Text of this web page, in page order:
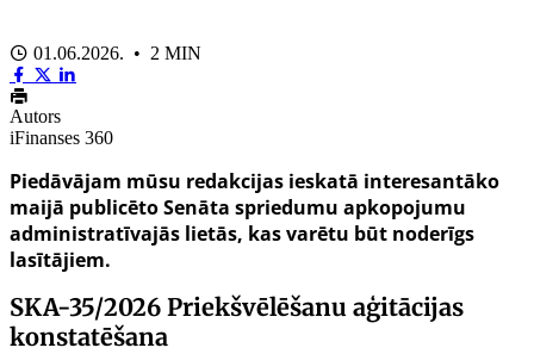
01.06.2026. • 2 MIN
Autors
iFinanses 360
Piedāvājam mūsu redakcijas ieskatā interesantāko
maijā publicēto Senāta spriedumu apkopojumu
administratīvajās lietās, kas varētu būt noderīgs
lasītājiem.
SKA-35/2026 Priekšvēlēšanu aģitācijas
konstatēšana